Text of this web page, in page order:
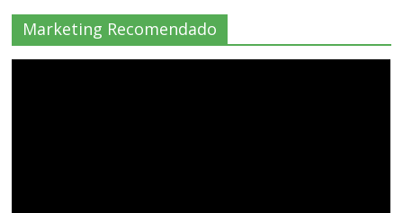
Marketing Recomendado